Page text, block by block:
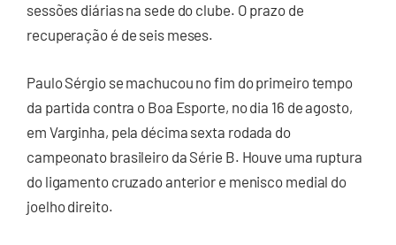
sessões diárias na sede do clube. O prazo de
recuperação é de seis meses.
Paulo Sérgio se machucou no fim do primeiro tempo
da partida contra o Boa Esporte, no dia 16 de agosto,
em Varginha, pela décima sexta rodada do
campeonato brasileiro da Série B. Houve uma ruptura
do ligamento cruzado anterior e menisco medial do
joelho direito.